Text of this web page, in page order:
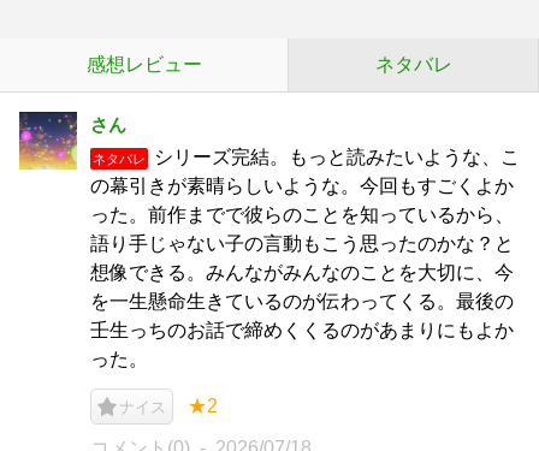
感想レビュー ネタバレ
さん
ネタバレ
シリーズ完結。もっと読みたいような、こ
の幕引きが素晴らしいような。今回もすごくよか
った。前作までで彼らのことを知っているから、
語り手じゃない子の言動もこう思ったのかな？と
想像できる。みんながみんなのことを大切に、今
を一生懸命生きているのが伝わってくる。最後の
壬生っちのお話で締めくくるのがあまりにもよか
った。
ナイス ★2